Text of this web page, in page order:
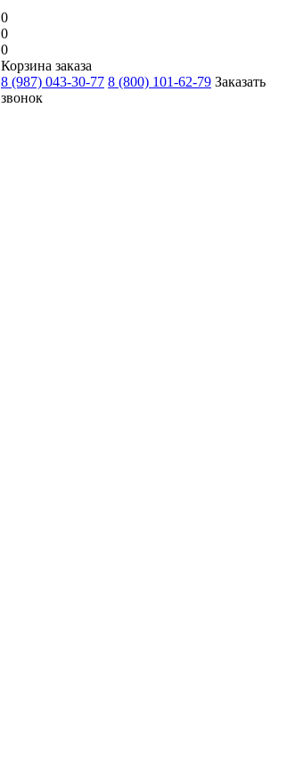
0
0
0
Корзина заказа
8 (987) 043-30-77 8 (800) 101-62-79 Заказать
звонок